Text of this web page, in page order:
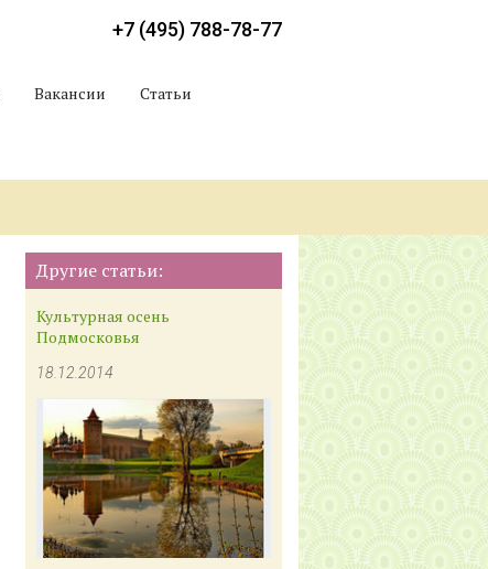
+7 (495) 788-78-77
Вакансии
Статьи
Другие статьи:
Культурная осень
Подмосковья
18.12.2014